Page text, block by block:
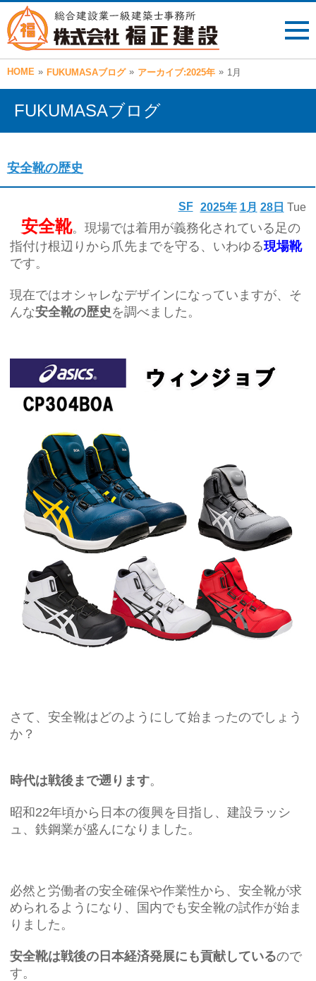
HOME » FUKUMASAブログ » アーカイブ:2025年 » 1月
FUKUMASAブログ
安全靴の歴史
2025年 1月 28日 Tue
SF
安全靴。現場では着用が義務化されている足の
指付け根辺りから爪先までを守る、いわゆる現場靴
です。
現在ではオシャレなデザインになっていますが、そ
んな安全靴の歴史 を調べました。
さて、安全靴はどのようにして始まったのでしょう
か？
時代は戦後まで遡ります。
昭和22年頃から日本の復興を目指し、建設ラッシ
ュ、鉄鋼業が盛んになりました。
必然と労働者の安全確保や作業性から、安全靴が求
められるようになり、国内でも安全靴の試作が始ま
りました。
安全靴は戦後の日本経済発展にも貢献しているので
す。